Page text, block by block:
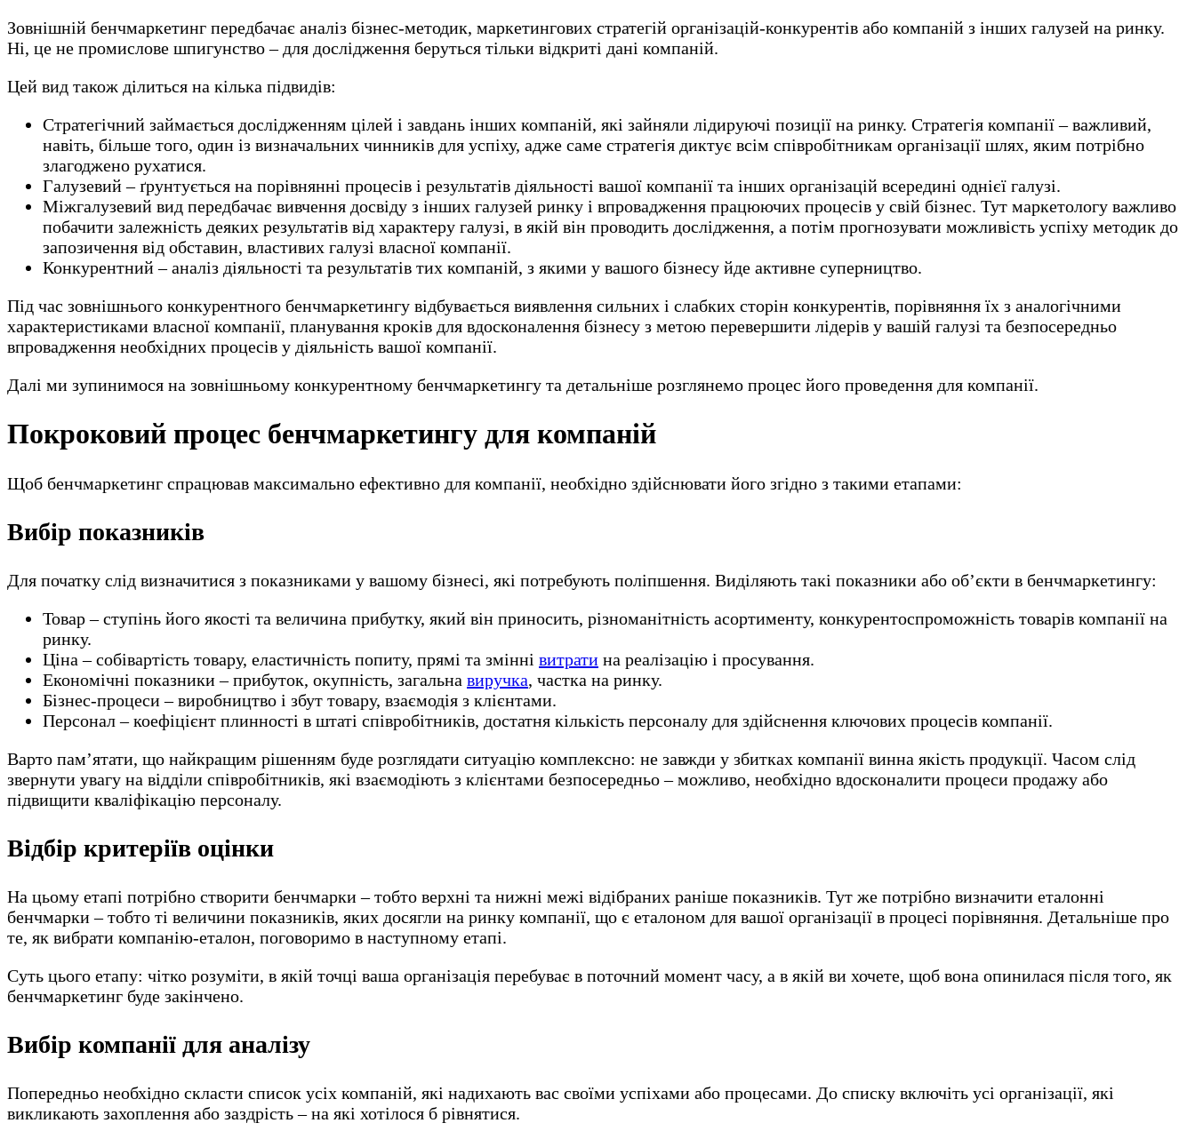
Зовнішній бенчмаркетинг передбачає аналіз бізнес-методик, маркетингових стратегій організацій-конкурентів або компаній з інших галузей на ринку.
Ні, це не промислове шпигунство – для дослідження беруться тільки відкриті дані компаній.
Цей вид також ділиться на кілька підвидів:
Стратегічний займається дослідженням цілей і завдань інших компаній, які зайняли лідируючі позиції на ринку. Стратегія компанії – важливий,
навіть, більше того, один із визначальних чинників для успіху, адже саме стратегія диктує всім співробітникам організації шлях, яким потрібно
злагоджено рухатися.
Галузевий – ґрунтується на порівнянні процесів і результатів діяльності вашої компанії та інших організацій всередині однієї галузі.
Міжгалузевий вид передбачає вивчення досвіду з інших галузей ринку і впровадження працюючих процесів у свій бізнес. Тут маркетологу важливо
побачити залежність деяких результатів від характеру галузі, в якій він проводить дослідження, а потім прогнозувати можливість успіху методик до
запозичення від обставин, властивих галузі власної компанії.
Конкурентний – аналіз діяльності та результатів тих компаній, з якими у вашого бізнесу йде активне суперництво.
Під час зовнішнього конкурентного бенчмаркетингу відбувається виявлення сильних і слабких сторін конкурентів, порівняння їх з аналогічними
характеристиками власної компанії, планування кроків для вдосконалення бізнесу з метою перевершити лідерів у вашій галузі та безпосередньо
впровадження необхідних процесів у діяльність вашої компанії.
Далі ми зупинимося на зовнішньому конкурентному бенчмаркетингу та детальніше розглянемо процес його проведення для компанії.
Покроковий процес бенчмаркетингу для компаній
Щоб бенчмаркетинг спрацював максимально ефективно для компанії, необхідно здійснювати його згідно з такими етапами:
Вибір показників
Для початку слід визначитися з показниками у вашому бізнесі, які потребують поліпшення. Виділяють такі показники або об’єкти в бенчмаркетингу:
Товар – ступінь його якості та величина прибутку, який він приносить, різноманітність асортименту, конкурентоспроможність товарів компанії на
ринку.
Ціна – собівартість товару, еластичність попиту, прямі та змінні витрати на реалізацію і просування.
Економічні показники – прибуток, окупність, загальна виручка, частка на ринку.
Бізнес-процеси – виробництво і збут товару, взаємодія з клієнтами.
Персонал – коефіцієнт плинності в штаті співробітників, достатня кількість персоналу для здійснення ключових процесів компанії.
Варто пам’ятати, що найкращим рішенням буде розглядати ситуацію комплексно: не завжди у збитках компанії винна якість продукції. Часом слід
звернути увагу на відділи співробітників, які взаємодіють з клієнтами безпосередньо – можливо, необхідно вдосконалити процеси продажу або
підвищити кваліфікацію персоналу.
Відбір критеріїв оцінки
На цьому етапі потрібно створити бенчмарки – тобто верхні та нижні межі відібраних раніше показників. Тут же потрібно визначити еталонні
бенчмарки – тобто ті величини показників, яких досягли на ринку компанії, що є еталоном для вашої організації в процесі порівняння. Детальніше про
те, як вибрати компанію-еталон, поговоримо в наступному етапі.
Суть цього етапу: чітко розуміти, в якій точці ваша організація перебуває в поточний момент часу, а в якій ви хочете, щоб вона опинилася після того, як
бенчмаркетинг буде закінчено.
Вибір компанії для аналізу
Попередньо необхідно скласти список усіх компаній, які надихають вас своїми успіхами або процесами. До списку включіть усі організації, які
викликають захоплення або заздрість – на які хотілося б рівнятися.